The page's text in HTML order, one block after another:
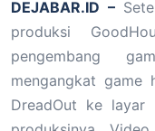
DEJABAR.ID –
produksi
pengembang
mengangkat game
DreadOut ke layar